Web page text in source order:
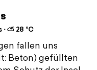
⛅ 28 °C
fallen uns
Beton) gefüllten